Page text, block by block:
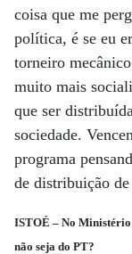
coisa que me
política, é se eu
torneiro
muito mais
que ser
sociedade.
programa
de distribuição de
ISTOÉ – No Ministério
não seja do PT?